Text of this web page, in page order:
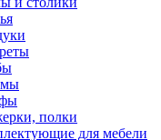
полки
для мебели